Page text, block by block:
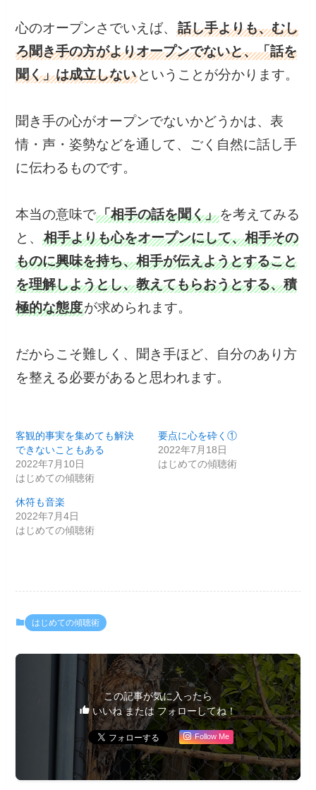
心のオープンさでいえば、話し手よりも、むし
ろ聞き手の方がよりオープンでないと、「話を
聞く」は成立しない ということが分かります。
聞き手の心がオープンでないかどうかは、表
情・声・姿勢などを通して、ごく自然に話し手
に伝わるものです。
本当の意味で「相手の話を聞く」を考えてみる
と、相手よりも心をオープンにして、相手その
ものに興味を持ち、相手が伝えようとすること
を理解しようとし、教えてもらおうとする、積
極的な態度が求められます。
だからこそ難しく、聞き手ほど、自分のあり方
を整える必要があると思われます。
客観的事実を集めても解決
できないこともある
2022年7月10日
はじめての傾聴術
要点に心を砕く①
2022年7月18日
はじめての傾聴術
休符も音楽
2022年7月4日
はじめての傾聴術
はじめての傾聴術
この記事が気に入ったら
いいね または フォローしてね！
Follow Me